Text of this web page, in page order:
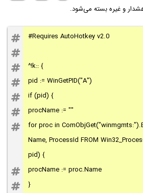
و غیره بسته می‌شود.
#Requires AutoHotkey v2.0
^!k:: {
pid := WinGetPID("A")
if (pid) {
procName := ""
for proc in
Name, ProcessId FROM
pid) {
procName := proc.Name
}